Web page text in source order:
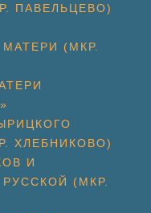
ПАВЕЛЬЦЕВО)
(МКР.
ХЛЕБНИКОВО)
И
(МКР.